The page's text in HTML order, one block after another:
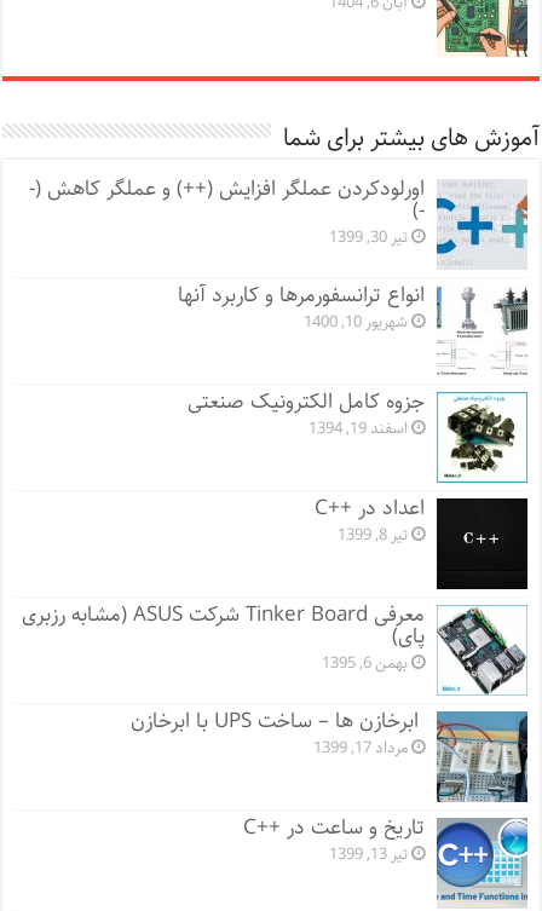
آموزش های بیشتر برای شما
اورلودکردن عملگر افزایش (++) و عملگر کاهش (-
-)
تیر 30, 1399
انواع ترانسفورمرها و کاربرد آنها
شهریور 10, 1400
جزوه کامل الکترونیک صنعتی
اسفند 19, 1394
اعداد در ++C
تیر 8, 1399
معرفی Tinker Board شرکت ASUS (مشابه رزبری
پای)
بهمن 6, 1395
ابرخازن ها – ساخت UPS با ابرخازن
مرداد 17, 1399
تاریخ و ساعت در ++C
تیر 13, 1399